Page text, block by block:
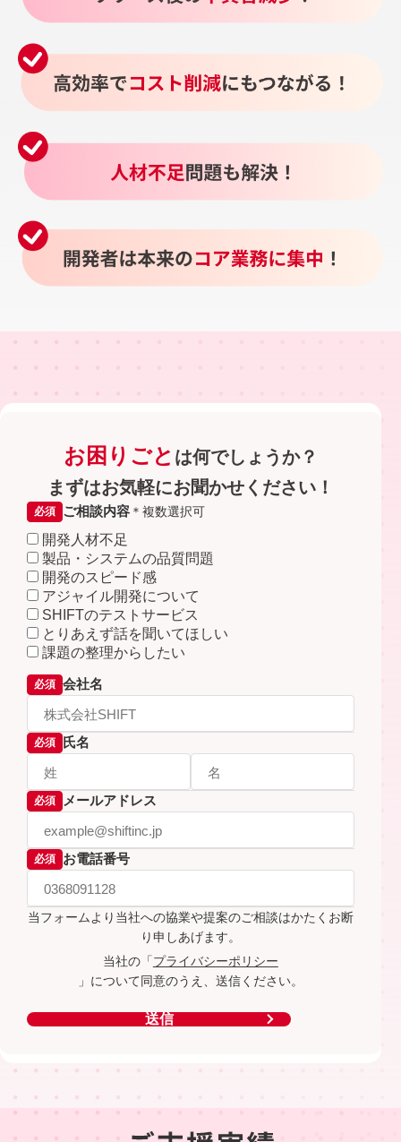
お困りごと は何でしょうか？
まずはお気軽にお聞かせください！
必須 ご相談内容 ＊複数選択可
開発人材不足
製品・システムの品質問題
開発のスピード感
アジャイル開発について
SHIFTのテストサービス
とりあえず話を聞いてほしい
課題の整理からしたい
必須 会社名
必須 氏名
必須 メールアドレス
必須 お電話番号
当フォームより当社への協業や提案のご相談はかたくお断
り申しあげます。
当社の「プライバシーポリシー
」について同意のうえ、送信ください。